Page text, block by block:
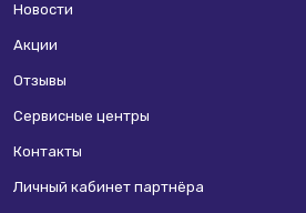
Новости
Акции
Отзывы
Сервисные центры
Контакты
Личный кабинет партнёра